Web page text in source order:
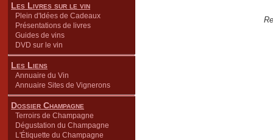
Les Livres sur le vin
Plein d'Idées de Cadeaux
Présentations de livres
Guides de vins
DVD sur le vin
Les Liens
Annuaire du Vin
Annuaire Sites de Vignerons
Dossier Champagne
Terroirs de Champagne
Dégustation du Champagne
L'Étiquette du Champagne